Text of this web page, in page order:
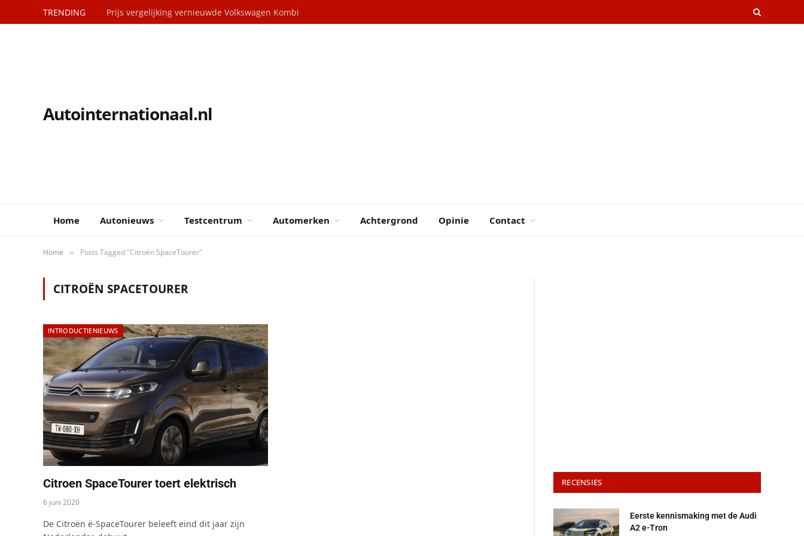
TRENDING Prijs vergelijking vernieuwde Volkswagen Kombi
Autointernationaal.nl
Home Autonieuws Testcentrum Automerken Achtergrond Opinie Contact
Home » Posts Tagged "Citroën SpaceTourer"
CITROËN SPACETOURER
INTRODUCTIENIEUWS
Citroen SpaceTourer toert elektrisch
6 juni 2020
De Citroën ë-SpaceTourer beleeft eind dit jaar zijn
RECENSIES
Eerste kennismaking met de Audi
A2 e-Tron